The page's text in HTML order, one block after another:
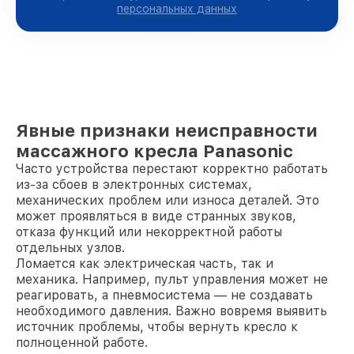
персональных данных
Явные признаки неисправности
массажного кресла Panasonic
Часто устройства перестают корректно работать
из-за сбоев в электронных системах,
механических проблем или износа деталей. Это
может проявляться в виде странных звуков,
отказа функций или некорректной работы
отдельных узлов.
Ломается как электрическая часть, так и
механика. Например, пульт управления может не
реагировать, а пневмосистема — не создавать
необходимого давления. Важно вовремя выявить
источник проблемы, чтобы вернуть кресло к
полноценной работе.